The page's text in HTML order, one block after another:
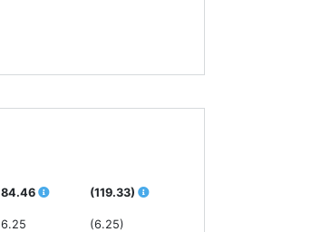
84.46 (119.33)
6.25 (6.25)